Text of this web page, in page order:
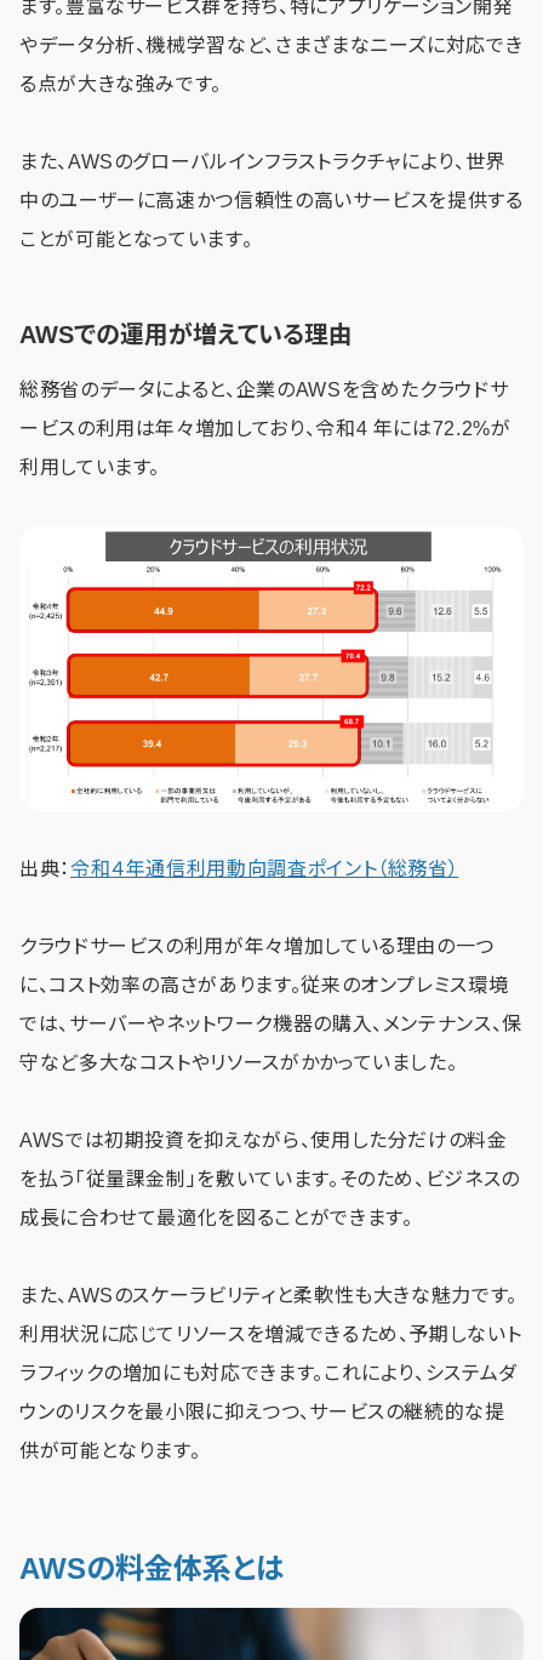
ます。豊富なサービス群を持ち、特にアプリケーション開発
やデータ分析、機械学習など、さまざまなニーズに対応でき
る点が大きな強みです。
また、AWSのグローバルインフラストラクチャにより、世界
中のユーザーに高速かつ信頼性の高いサービスを提供する
ことが可能となっています。
AWSでの運用が増えている理由
総務省のデータによると、企業のAWSを含めたクラウドサ
ービスの利用は年々増加しており、令和4 年には72.2%が
利用しています。
出典：令和４年通信利用動向調査ポイント（総務省）
クラウドサービスの利用が年々増加している理由の一つ
に、コスト効率の高さがあります。従来のオンプレミス環境
では、サーバーやネットワーク機器の購入、メンテナンス、保
守など多大なコストやリソースがかかっていました。
AWSでは初期投資を抑えながら、使用した分だけの料金
を払う「従量課金制」を敷いています。そのため、ビジネスの
成長に合わせて最適化を図ることができます。
また、AWSのスケーラビリティと柔軟性も大きな魅力です。
利用状況に応じてリソースを増減できるため、予期しないト
ラフィックの増加にも対応できます。これにより、システムダ
ウンのリスクを最小限に抑えつつ、サービスの継続的な提
供が可能となります。
AWSの料金体系とは